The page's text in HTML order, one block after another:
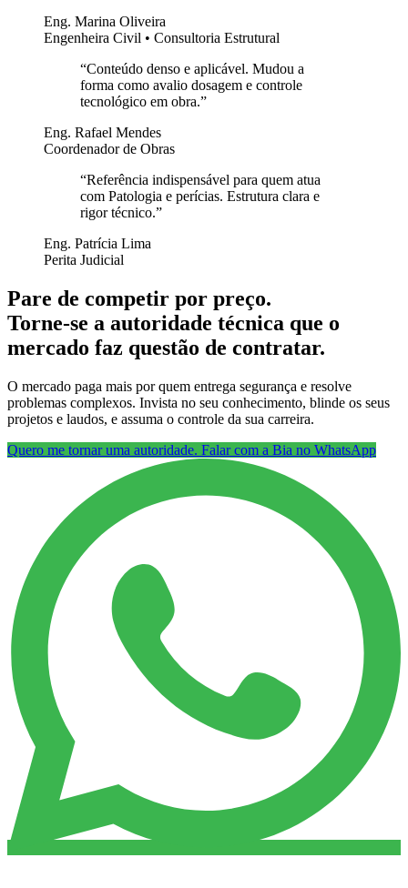
Eng. Marina Oliveira
Engenheira Civil • Consultoria Estrutural
“Conteúdo denso e aplicável. Mudou a
forma como avalio dosagem e controle
tecnológico em obra.”
Eng. Rafael Mendes
Coordenador de Obras
“Referência indispensável para quem atua
com Patologia e perícias. Estrutura clara e
rigor técnico.”
Eng. Patrícia Lima
Perita Judicial
Pare de competir por preço.
Torne-se a autoridade técnica que o
mercado faz questão de contratar.
O mercado paga mais por quem entrega segurança e resolve
problemas complexos. Invista no seu conhecimento, blinde os seus
projetos e laudos, e assuma o controle da sua carreira.
Quero me tornar uma autoridade. Falar com a Bia no WhatsApp